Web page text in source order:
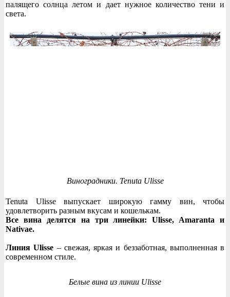
палящего солнца летом и дает нужное количество тени и
света.
Виноградники. Tenuta Ulisse
Tenuta Ulisse выпускает широкую гамму вин, чтобы
удовлетворить разным вкусам и кошелькам.
Все вина делятся на три линейки: Ulisse, Amaranta и
Nativae.
Линия Ulisse – свежая, яркая и беззаботная, выполненная в
современном стиле.
Белые вина из линии Ulisse